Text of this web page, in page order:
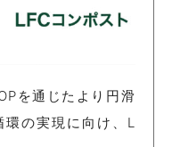
を通じたより円滑
の実現に向け、L